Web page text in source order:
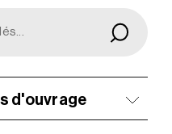
d'ouvrage
à votre
les plus
grâce aux